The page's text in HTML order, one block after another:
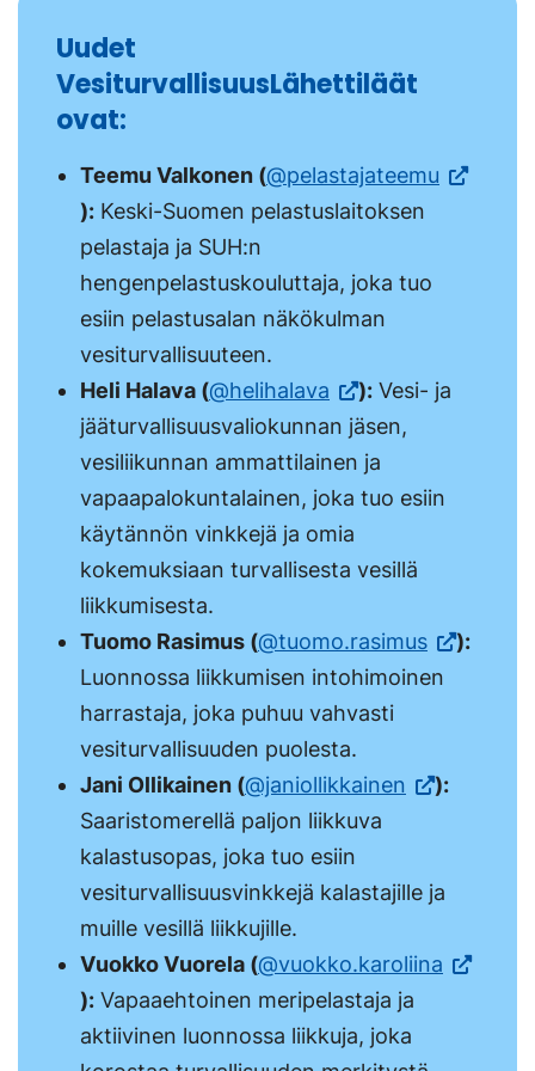
välilehteen.)
uuteen
Uudet
VesiturvallisuusLähettiläät
ovat:
Teemu Valkonen (@pelastajateemu (Vieraile
): Keski-Suomen pelastuslaitoksen
pelastaja ja SUH:n
hengenpelastuskouluttaja, joka tuo
esiin pelastusalan näkökulman
vesiturvallisuuteen.
Heli Halava (@helihalava (Vieraile
ulkoisella
sivustolla.
Linkki
avautuu
uuteen
): Vesi- ja
jääturvallisuusvaliokunnan jäsen,
vesiliikunnan ammattilainen ja
vapaapalokuntalainen, joka tuo esiin
käytännön vinkkejä ja omia
kokemuksiaan turvallisesta vesillä
liikkumisesta.
Tuomo Rasimus (@tuomo.rasimus(Vieraile
ulkoisella
avautuu
):
Luonnossa liikkumisen intohimoinen
harrastaja, joka puhuu vahvasti
vesiturvallisuuden puolesta.
Jani Ollikainen (@janiollikkainen (Vieraile
Linkki
uuteen
välilehteen.)
):
Saaristomerellä paljon liikkuva
kalastusopas, joka tuo esiin
vesiturvallisuusvinkkejä kalastajille ja
muille vesillä liikkujille.
Vuokko Vuorela (@vuokko.karoliina (Vieraile
): Vapaaehtoinen meripelastaja ja
aktiivinen luonnossa liikkuja, joka